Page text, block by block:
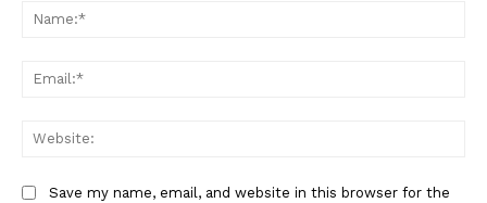
Save my name, email, and website in this browser for the